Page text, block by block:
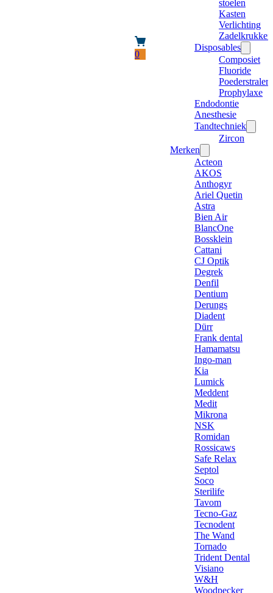
0
stoelen
Kasten
Verlichting
Zadelkrukken
Disposables
Composiet
Fluoride
Poederstraler
Prophylaxe
Endodontie
Anesthesie
Tandtechniek
Zircon
Merken
Acteon
AKOS
Anthogyr
Ariel Quetin
Astra
Bien Air
BlancOne
Bossklein
Cattani
CJ Optik
Degrek
Denfil
Dentium
Derungs
Diadent
Dürr
Frank dental
Hamamatsu
Ingo-man
Kia
Lumick
Meddent
Medit
Mikrona
NSK
Romidan
Rossicaws
Safe Relax
Septol
Soco
Sterilife
Tavom
Tecno-Gaz
Tecnodent
The Wand
Tornado
Trident Dental
Visiano
W&H
Woodpecker